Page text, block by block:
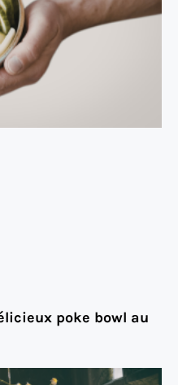
poke bowl au